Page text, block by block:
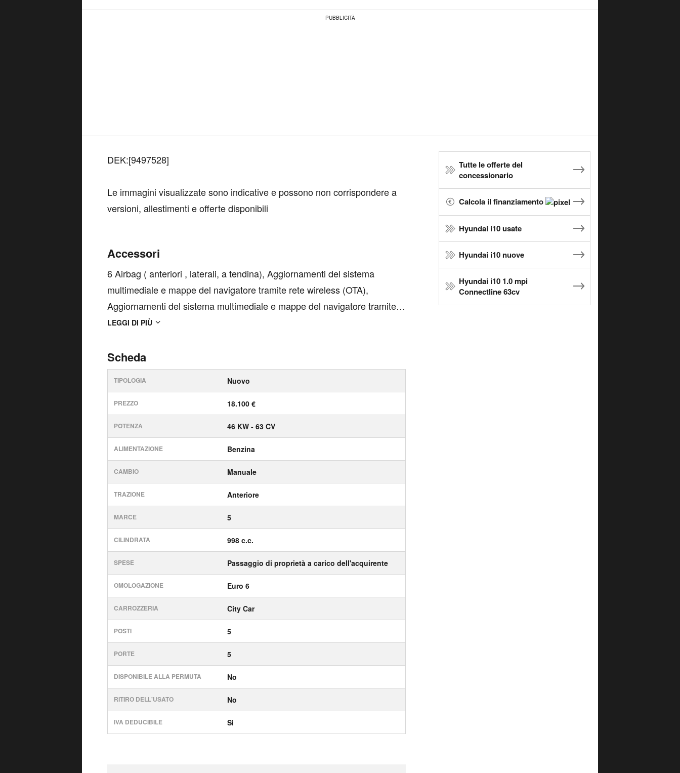
PUBBLICITÀ
DEK:[9497528]
Le immagini visualizzate sono indicative e possono non corrispondere a
versioni, allestimenti e offerte disponibili
Accessori
6 Airbag ( anteriori , laterali, a tendina), Aggiornamenti del sistema
multimediale e mappe del navigatore tramite rete wireless (OTA),
Aggiornamenti del sistema multimediale e mappe del navigatore tramite
rete wireless (OTA) per 1 anno, Aggiornamenti del sistema multimediale e
LEGGI DI PIÙ
Scheda
TIPOLOGIA Nuovo
PREZZO 18.100 €
POTENZA 46 KW - 63 CV
ALIMENTAZIONE Benzina
CAMBIO Manuale
TRAZIONE Anteriore
MARCE 5
CILINDRATA 998 c.c.
SPESE Passaggio di proprietà a carico dell'acquirente
OMOLOGAZIONE Euro 6
CARROZZERIA City Car
POSTI 5
PORTE 5
DISPONIBILE ALLA PERMUTA No
RITIRO DELL'USATO No
IVA DEDUCIBILE Sì
Tutte le offerte del
concessionario
Calcola il finanziamento
Hyundai i10 usate
Hyundai i10 nuove
Hyundai i10 1.0 mpi
Connectline 63cv